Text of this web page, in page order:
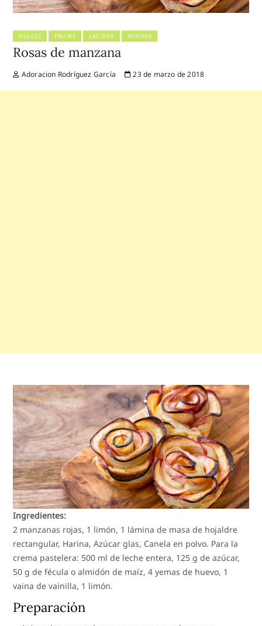
DULCES FRUTAS LÁCTEOS POSTRES
Rosas de manzana
Adoracion Rodríguez García 23 de marzo de 2018
Ingredientes:
2 manzanas rojas, 1 limón, 1 lámina de masa de hojaldre
rectangular, Harina, Azúcar glas, Canela en polvo. Para la
crema pastelera: 500 ml de leche entera, 125 g de azúcar,
50 g de fécula o almidón de maíz, 4 yemas de huevo, 1
vaina de vainilla, 1 limón.
Preparación